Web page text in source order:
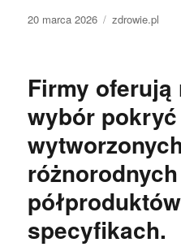
Data
20 marca 2026 Kategorie
zdrowie.pl
Firmy
wybór
różnorodnych
specyfikach.